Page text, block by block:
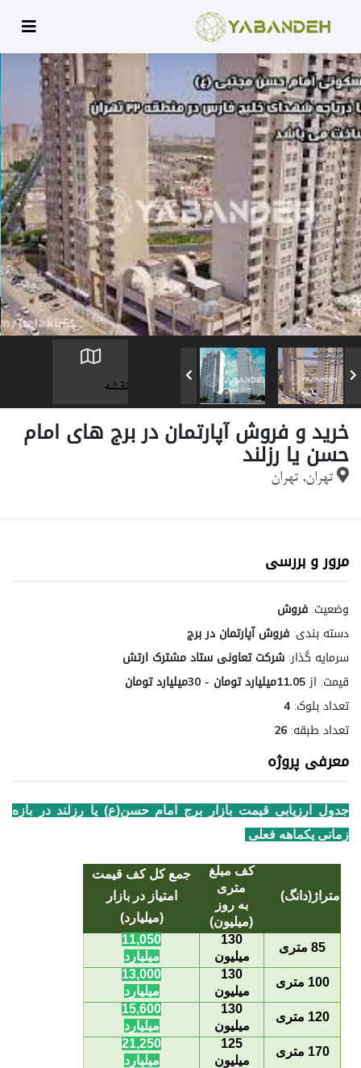
نقشه
خرید و فروش آپارتمان در برج های امام
حسن یا رزلند
تهران, تهران
مرور و بررسی
وضعیت: فروش
دسته بندی: فروش آپارتمان در برج
سرمایه گذار: شرکت تعاونی ستاد مشترک ارتش
قیمت: از11.05میلیارد تومان - 30میلیارد تومان
تعداد بلوک: 4
تعداد طبقه: 26
معرفی پروژه
جدول ارزیابی قیمت بازار برج امام حسن(ع) یا رزلند در بازه
زمانی یکماهه فعلی
متراژ(دانگ)
کف مبلغ
متری
به روز
(میلیون)
جمع کل کف قیمت
امتیاز در بازار
(میلیارد)
85 متری
130
میلیون
11,050
میلیارد
100 متری
130
میلیون
13,000
میلیارد
120 متری
130
میلیون
15,600
میلیارد
170 متری
125
میلیون
21,250
میلیارد